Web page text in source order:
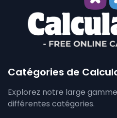
Catégories de
Explorez notre large
différentes catégories.